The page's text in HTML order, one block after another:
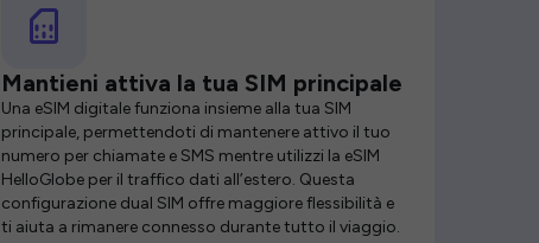
Mantieni attiva la tua SIM principale
Una eSIM digitale funziona insieme alla tua SIM
principale, permettendoti di mantenere attivo il tuo
numero per chiamate e SMS mentre utilizzi la eSIM
HelloGlobe per il traffico dati all’estero. Questa
configurazione dual SIM offre maggiore flessibilità e
ti aiuta a rimanere connesso durante tutto il viaggio.